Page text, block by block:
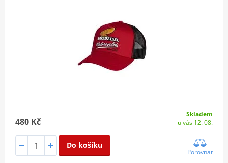
480 Kč
Skladem
u vás 12. 08.
Do košíku
Porovnat